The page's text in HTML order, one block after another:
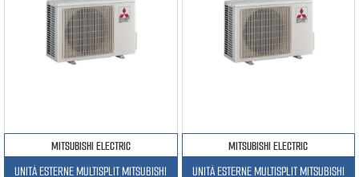
MITSUBISHI ELECTRIC
UNITÀ ESTERNE MULTISPLIT MITSUBISHI
MITSUBISHI ELECTRIC
UNITÀ ESTERNE MULTISPLIT MITSUBISHI